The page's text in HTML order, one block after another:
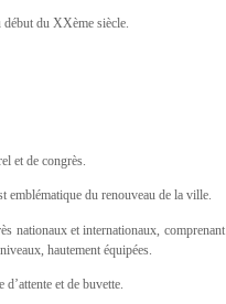
début du XXème siècle.
et de congrès.
emblématique du renouveau de la ville.
nationaux et internationaux, comprenant
hautement équipées.
et de buvette.